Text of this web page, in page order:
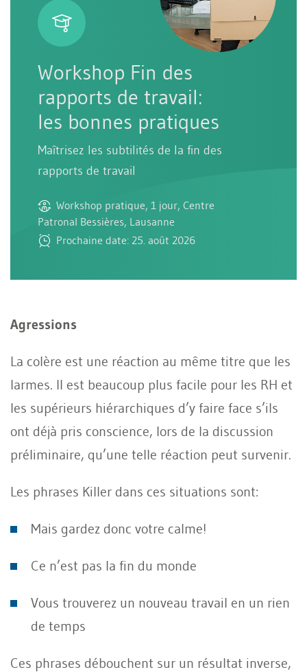
Workshop Fin des
rapports de travail:
les bonnes pratiques
Maîtrisez les subtilités de la fin des
rapports de travail
Workshop pratique, 1 jour, Centre
Patronal Bessières, Lausanne
Prochaine date: 25. août 2026
Agressions
La colère est une réaction au même titre que les
larmes. Il est beaucoup plus facile pour les RH et
les supérieurs hiérarchiques d’y faire face s’ils
ont déjà pris conscience, lors de la discussion
préliminaire, qu’une telle réaction peut survenir.
Les phrases Killer dans ces situations sont:
Mais gardez donc votre calme!
Ce n’est pas la fin du monde
Vous trouverez un nouveau travail en un rien
de temps
Ces phrases débouchent sur un résultat inverse,